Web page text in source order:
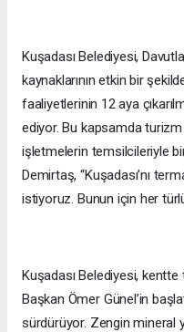
Kuşadası Belediyesi,
kaynaklarının etkin bir
faaliyetlerinin 12 aya
ediyor. Bu kapsamda
işletmelerin temsilcileriyle
Demirtaş, “Kuşadası’nı
istiyoruz. Bunun için her
Kuşadası Belediyesi,
Başkan Ömer Günel’in
sürdürüyor. Zengin mineral